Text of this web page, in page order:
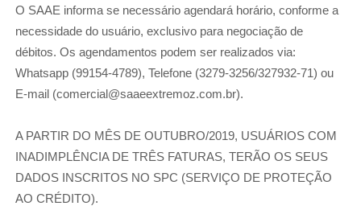
O SAAE informa se necessário agendará horário, conforme a
necessidade do usuário, exclusivo para negociação de
débitos. Os agendamentos podem ser realizados via:
Whatsapp (99154-4789), Telefone (3279-3256/327932-71) ou
E-mail (comercial@saaeextremoz.com.br).
A PARTIR DO MÊS DE OUTUBRO/2019, USUÁRIOS COM
INADIMPLÊNCIA DE TRÊS FATURAS, TERÃO OS SEUS
DADOS INSCRITOS NO SPC (SERVIÇO DE PROTEÇÃO
AO CRÉDITO).